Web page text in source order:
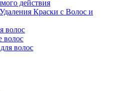
действия
Краски с Волос и
волос
волос
волос